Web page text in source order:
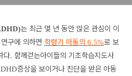
는 최근 몇 년 동안 많은 관심이 이
구에 의하면 학령기 아동의 6.5%로 보
다. 함께걷는아이들의 기초학습지도사
증상을 보이거나 진단을 받은 아동